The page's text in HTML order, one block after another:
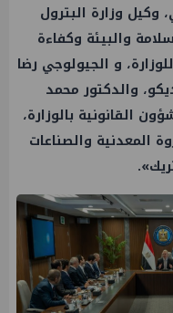
وزارة البترول
والبيئة وكفاءة
و الجيولوجي رضا
والدكتور محمد
القانونية بالوزارة،
المعدنية والصناعات